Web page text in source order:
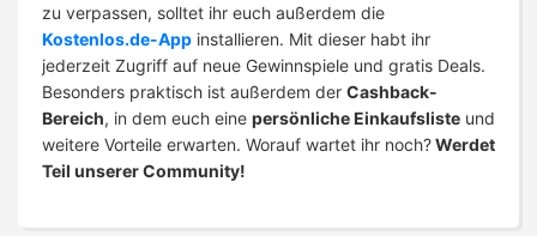
zu verpassen, solltet ihr euch außerdem die
Kostenlos.de-App installieren. Mit dieser habt ihr
jederzeit Zugriff auf neue Gewinnspiele und gratis Deals.
Besonders praktisch ist außerdem der Cashback-
Bereich, in dem euch eine persönliche Einkaufsliste und
weitere Vorteile erwarten. Worauf wartet ihr noch?Werdet
Teil unserer Community!